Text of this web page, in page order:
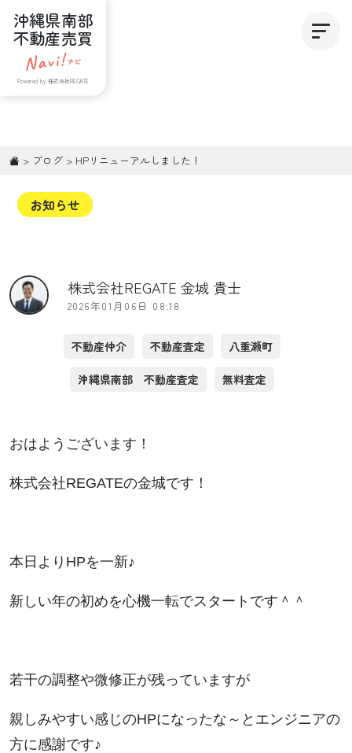
沖縄県南部
不動産売買
Powered by 株式会社REGATE
> ブログ > HPリニューアルしました！
お知らせ
株式会社REGATE 金城 貴士
2026年01月06日 08:18
不動産仲介 不動産査定 八重瀬町
沖縄県南部 不動産査定 無料査定
おはようございます！
株式会社REGATEの金城です！
本日よりHPを一新♪
新しい年の初めを心機一転でスタートです＾＾
若干の調整や微修正が残っていますが
親しみやすい感じのHPになったな～とエンジニアの
方に感謝です♪